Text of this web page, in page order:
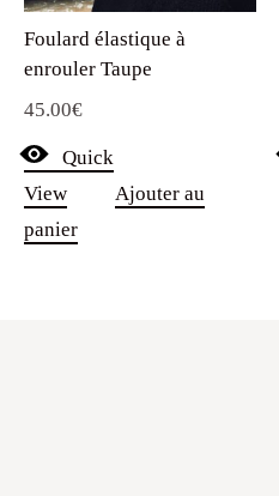
Foulard élastique à
enrouler Taupe
45.00€
Quick
View
Ajouter au
panier